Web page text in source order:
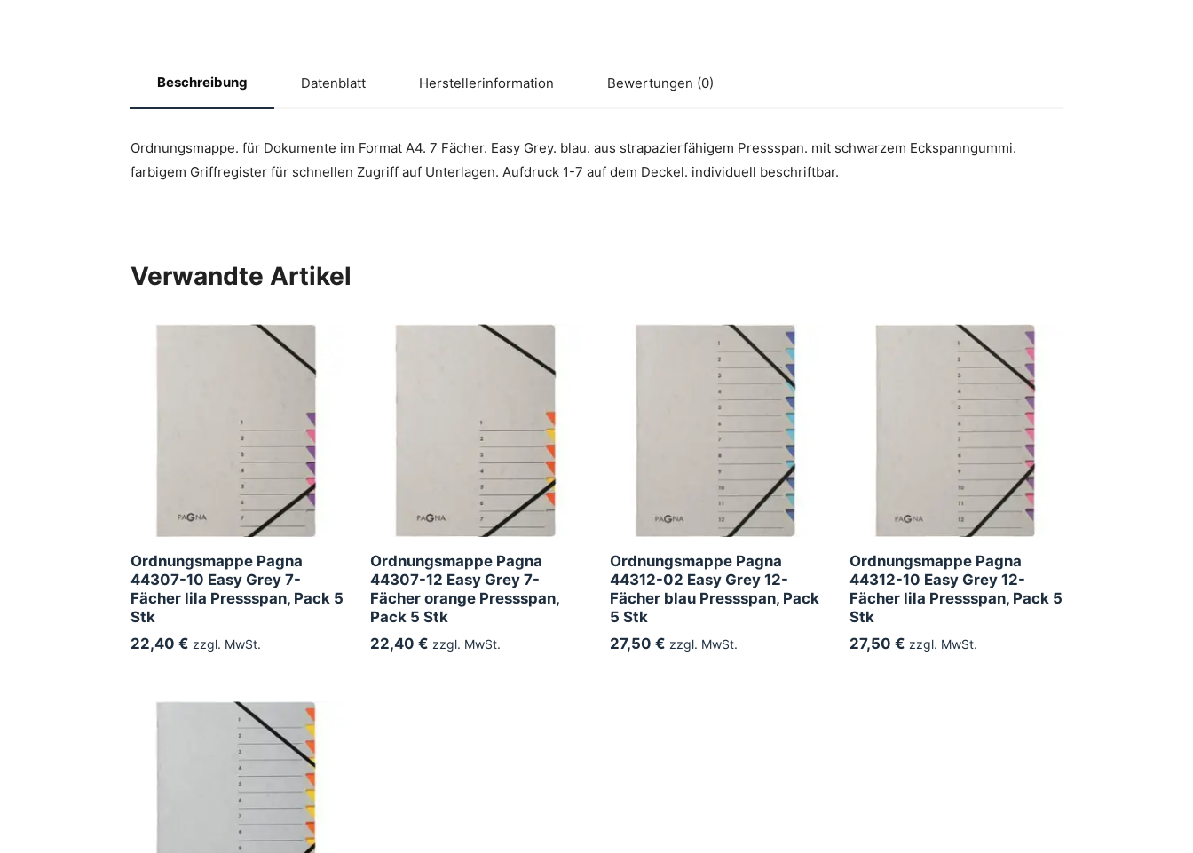
Beschreibung Datenblatt Herstellerinformation Bewertungen (0)
Ordnungsmappe. für Dokumente im Format A4. 7 Fächer. Easy Grey. blau. aus strapazierfähigem Pressspan. mit schwarzem Eckspanngummi.
farbigem Griffregister für schnellen Zugriff auf Unterlagen. Aufdruck 1-7 auf dem Deckel. individuell beschriftbar.
Verwandte Artikel
Ordnungsmappe Pagna
44307-10 Easy Grey 7-
Fächer lila Pressspan, Pack 5
Stk
22,40 € zzgl. MwSt.
Ordnungsmappe Pagna
44307-12 Easy Grey 7-
Fächer orange Pressspan,
Pack 5 Stk
22,40 € zzgl. MwSt.
Ordnungsmappe Pagna
44312-02 Easy Grey 12-
Fächer blau Pressspan, Pack
5 Stk
27,50 € zzgl. MwSt.
Ordnungsmappe Pagna
44312-10 Easy Grey 12-
Fächer lila Pressspan, Pack 5
Stk
27,50 € zzgl. MwSt.